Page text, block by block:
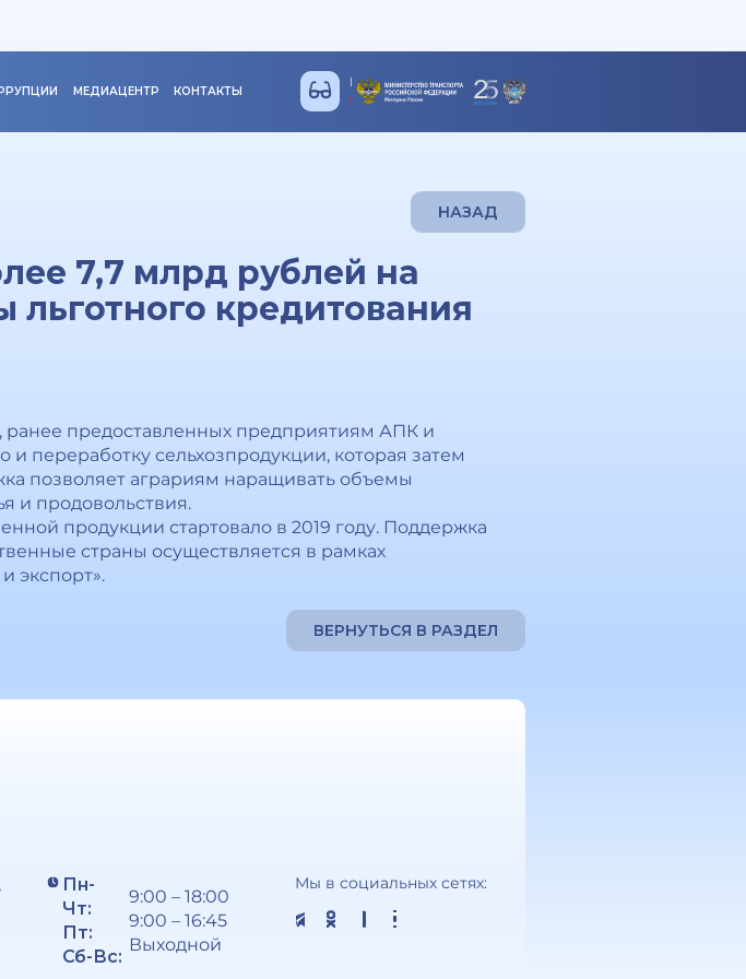
МЕДИАЦЕНТР КОНТАКТЫ
НАЗАД
7,7 млрд рублей на
кредитования
ранее предоставленных предприятиям АПК и
переработку сельхозпродукции, которая затем
позволяет аграриям наращивать объемы
и продовольствия.
продукции стартовало в 2019 году. Поддержка
страны осуществляется в рамках
экспорт».
ВЕРНУТЬСЯ В РАЗДЕЛ
Пн-
Чт:
Пт:
Сб-Вс:
9:00 – 18:00
9:00 – 16:45
Выходной
Мы в социальных сетях: